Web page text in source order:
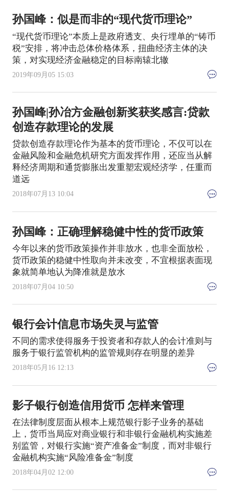
孙国峰：似是而非的“现代货币理论”
“现代货币理论”本质上是政府透支、央行埋单的“铸币
税”安排，将冲击总体价格体系，扭曲经济主体的决
策，对实现经济金融稳定的目标南辕北辙
2019年09月05 15:03
孙国峰|孙冶方金融创新奖获奖感言:贷款
创造存款理论的发展
贷款创造存款理论作为基本的货币理论，不仅可以在
金融风险和金融危机研究方面发挥作用，还应当从解
释经济周期和通货膨胀出发重塑宏观经济学，任重而
道远
2018年07月13 10:04
孙国峰：正确理解稳健中性的货币政策
今年以来的货币政策操作并非放水，也非全面放松，
货币政策的稳健中性取向并未改变，不宜根据表面现
象就简单地认为降准就是放水
2018年07月04 10:50
银行会计信息市场失灵与监管
不同的需求使得服务于投资者和存款人的会计准则与
服务于银行监管机构的监管规则存在明显的差异
2018年05月16 12:13
影子银行创造信用货币 怎样来管理
在法律制度层面从根本上规范银行影子业务的基础
上，货币当局应对商业银行和非银行金融机构实施差
别监管，对银行实施“资产准备金”制度，而对非银行
金融机构实施“风险准备金”制度
2018年04月02 12:00